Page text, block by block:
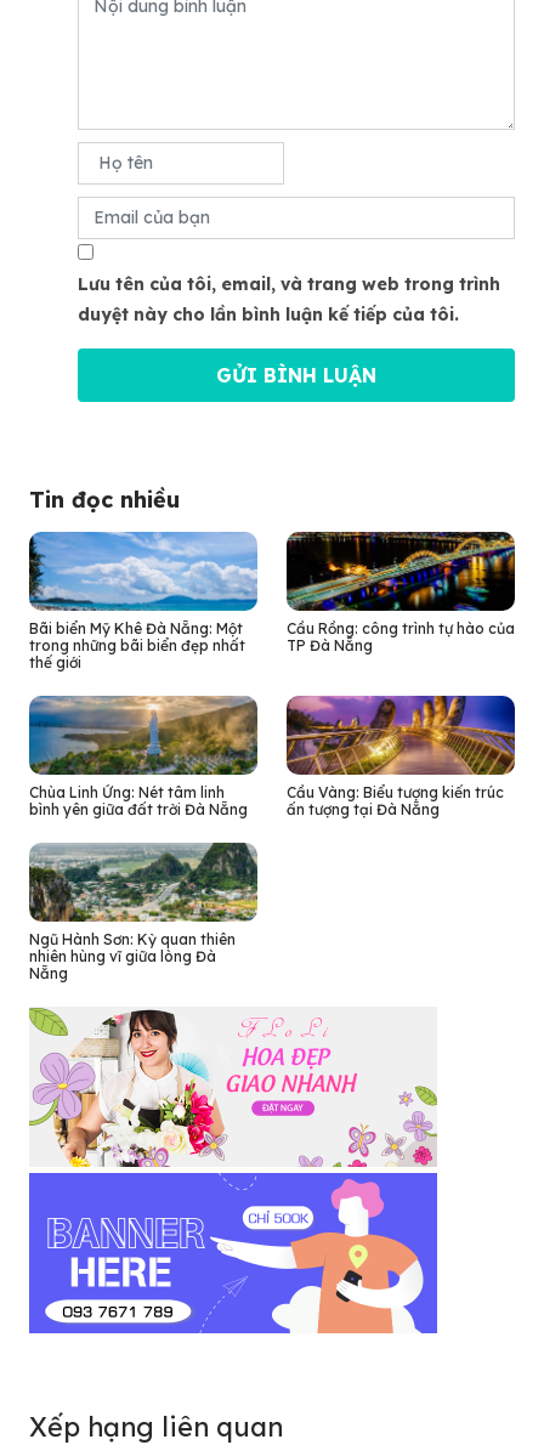
Lưu tên của tôi, email, và trang web trong trình
duyệt này cho lần bình luận kế tiếp của tôi.
Tin đọc nhiều
Bãi biển Mỹ Khê Đà Nẵng: Một
trong những bãi biển đẹp nhất
thế giới
Cầu Rồng: công trình tự hào của
TP Đà Nẵng
Chùa Linh Ứng: Nét tâm linh
bình yên giữa đất trời Đà Nẵng
Cầu Vàng: Biểu tượng kiến trúc
ấn tượng tại Đà Nẵng
Ngũ Hành Sơn: Kỳ quan thiên
nhiên hùng vĩ giữa lòng Đà
Nẵng
Xếp hạng liên quan